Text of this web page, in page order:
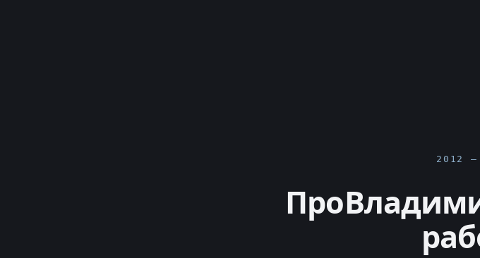
2012 —